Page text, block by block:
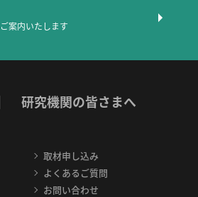
ご案内いたします
研究機関の皆さまへ
取材申し込み
よくあるご質問
お問い合わせ